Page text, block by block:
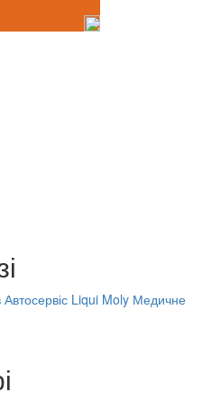
Автосервіс Liqui Moly Медичне